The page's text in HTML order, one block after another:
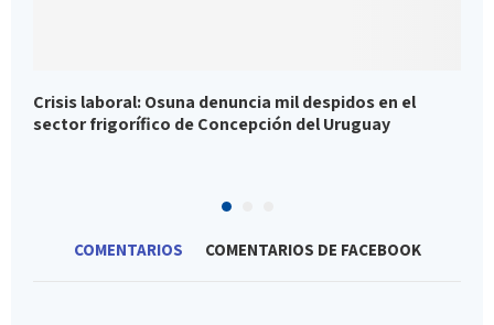
Crisis laboral: Osuna denuncia mil despidos en el
sector frigorífico de Concepción del Uruguay
COMENTARIOS COMENTARIOS DE FACEBOOK